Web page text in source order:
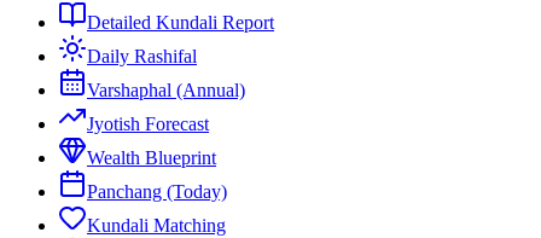
Detailed Kundali Report
Daily Rashifal
Varshaphal (Annual)
Jyotish Forecast
Wealth Blueprint
Panchang (Today)
Kundali Matching